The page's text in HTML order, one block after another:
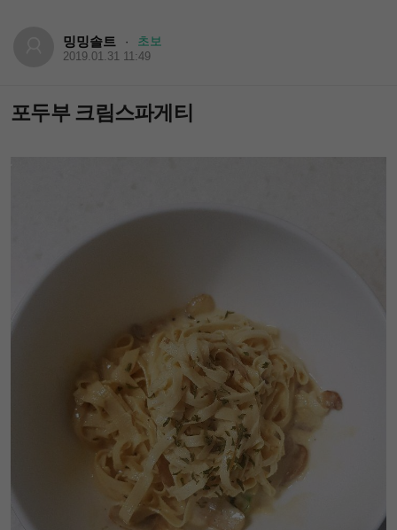
밍밍솔트 · 초보
2019.01.31 11:49
포두부 크림스파게티